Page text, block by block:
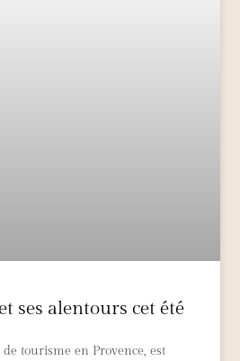
ses alentours cet été
de tourisme en Provence, est